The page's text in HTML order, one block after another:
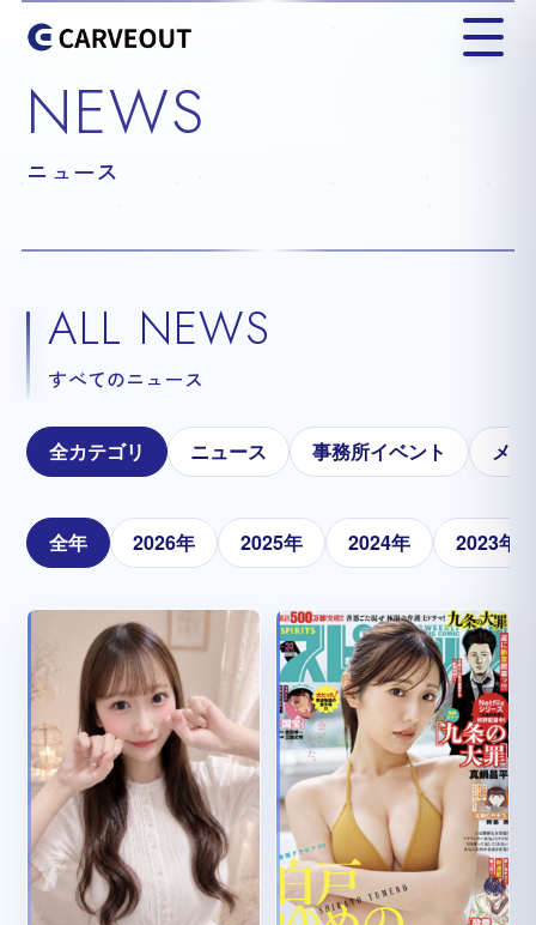
NEWS
ニュース
ALL NEWS
すべてのニュース
全カテゴリ ニュース 事務所イベント メ
全年 2026年 2025年 2024年 2023年